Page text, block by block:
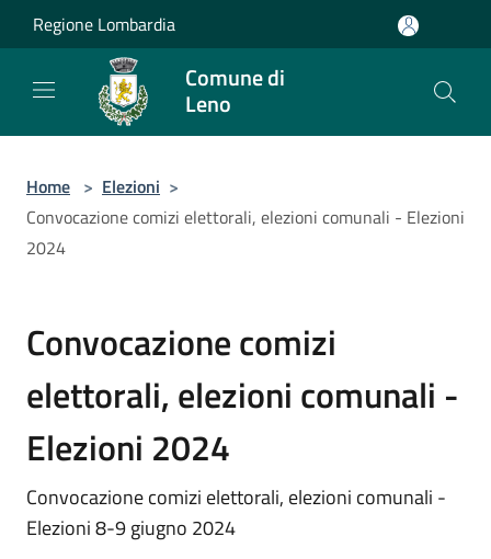
Salta al contenuto principale
Regione Lombardia
Comune di
Leno
Home > Elezioni >
Convocazione comizi elettorali, elezioni comunali - Elezioni
2024
Convocazione comizi
elettorali, elezioni comunali -
Elezioni 2024
Convocazione comizi elettorali, elezioni comunali -
Elezioni 8-9 giugno 2024